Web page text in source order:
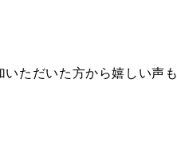
ただいた方から嬉しい声も